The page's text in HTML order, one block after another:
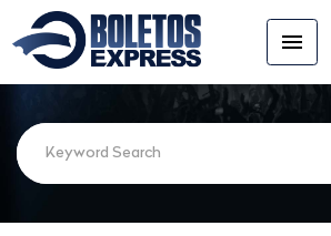
menu